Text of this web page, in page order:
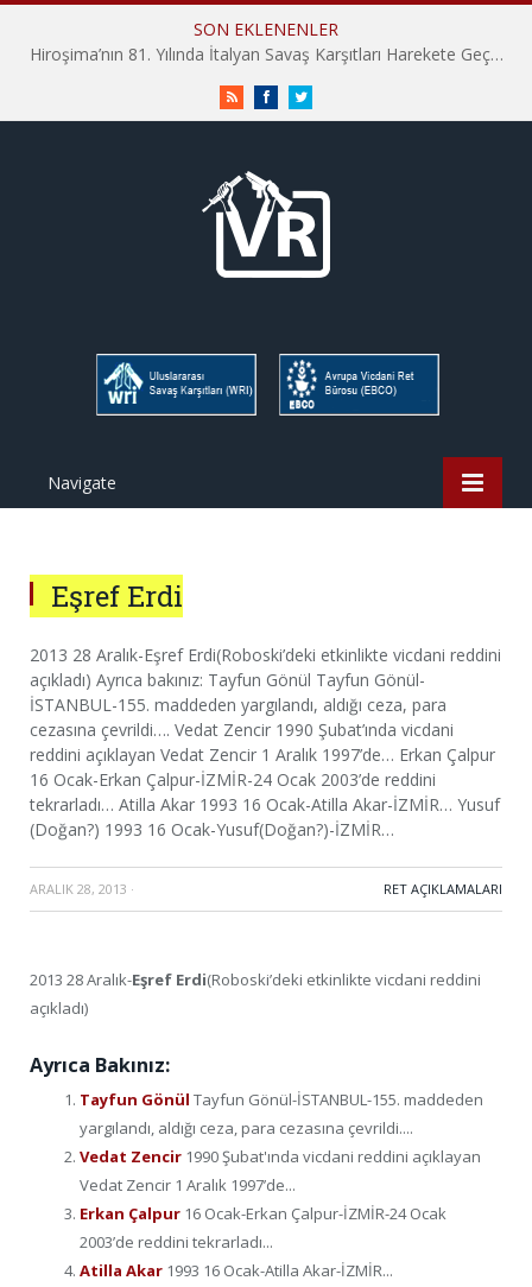
SON EKLENENLER
Hiroşima’nın 81. Yılında İtalyan Savaş Karşıtları Harekete Geçti: “Hatırlamak yeterli değil”
RSS FacebookTwitter
Navigate
Eşref Erdi
2013 28 Aralık-Eşref Erdi(Roboski’deki etkinlikte vicdani reddini
açıkladı) Ayrıca bakınız: Tayfun Gönül Tayfun Gönül-
İSTANBUL-155. maddeden yargılandı, aldığı ceza, para
cezasına çevrildi…. Vedat Zencir 1990 Şubat’ında vicdani
reddini açıklayan Vedat Zencir 1 Aralık 1997’de… Erkan Çalpur
16 Ocak-Erkan Çalpur-İZMİR-24 Ocak 2003’de reddini
tekrarladı… Atilla Akar 1993 16 Ocak-Atilla Akar-İZMİR… Yusuf
(Doğan?) 1993 16 Ocak-Yusuf(Doğan?)-İZMİR…
ARALIK 28, 2013 · RET AÇIKLAMALARI
2013 28 Aralık-Eşref Erdi(Roboski’deki etkinlikte vicdani reddini
açıkladı)
Ayrıca Bakınız:
Tayfun Gönül Tayfun Gönül-İSTANBUL-155. maddeden
yargılandı, aldığı ceza, para cezasına çevrildi....
Vedat Zencir 1990 Şubat'ında vicdani reddini açıklayan
Vedat Zencir 1 Aralık 1997’de...
Erkan Çalpur 16 Ocak-Erkan Çalpur-İZMİR-24 Ocak
2003’de reddini tekrarladı...
Atilla Akar 1993 16 Ocak-Atilla Akar-İZMİR...